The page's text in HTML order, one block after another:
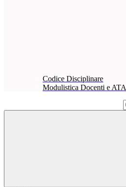
Codice Disciplinare
Modulistica Docenti e ATA